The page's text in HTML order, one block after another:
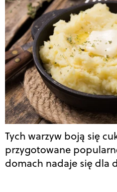
Tych warzyw boją się
przygotowane
domach nadaje się dla